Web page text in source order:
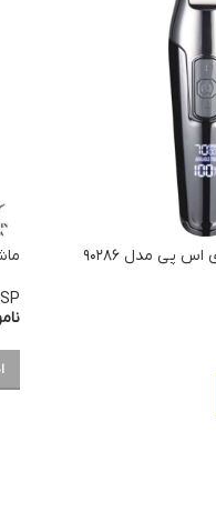
پی مدل ۹۰۲۸۶